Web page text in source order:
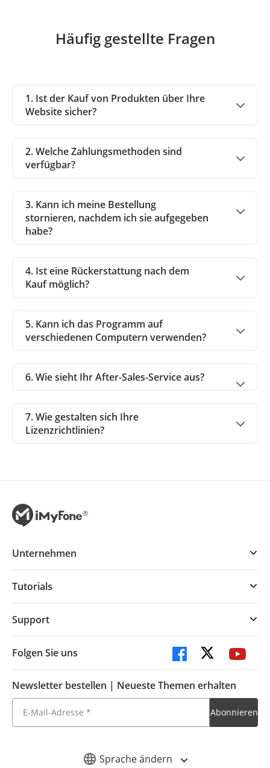
Häufig gestellte Fragen
1. Ist der Kauf von Produkten über Ihre
Website sicher?
2. Welche Zahlungsmethoden sind
verfügbar?
3. Kann ich meine Bestellung
stornieren, nachdem ich sie aufgegeben
habe?
4. Ist eine Rückerstattung nach dem
Kauf möglich?
5. Kann ich das Programm auf
verschiedenen Computern verwenden?
6. Wie sieht Ihr After-Sales-Service aus?
7. Wie gestalten sich Ihre
Lizenzrichtlinien?
Sprache ändern
Unternehmen
Tutorials
Support
Folgen Sie uns
Newsletter bestellen | Neueste Themen erhalten